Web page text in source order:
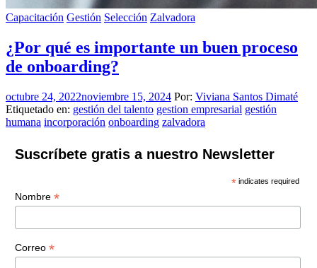
Capacitación Gestión Selección Zalvadora
¿Por qué es importante un buen proceso
de onboarding?
octubre 24, 2022noviembre 15, 2024 Por: Viviana Santos Dimaté
Etiquetado en: gestión del talento gestion empresarial gestión
humana incorporación onboarding zalvadora
Suscríbete gratis a nuestro Newsletter
* indicates required
Nombre *
Correo *